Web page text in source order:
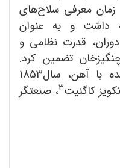
زمان معرفی سلاح‌های
داشت و به عنوان
قدرت نظامی و
تضمین کرد.
نخستین بنا از بتن تقویت‌شده با آهن، سال1853
کاگنیت3، صنعتگر